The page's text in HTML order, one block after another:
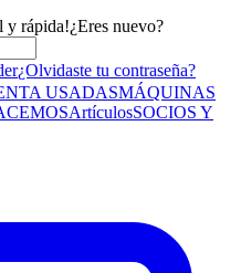
y rápida!¿Eres nuevo?
¿Olvidaste tu contraseña?
USADASMÁQUINAS
ArtículosSOCIOS Y